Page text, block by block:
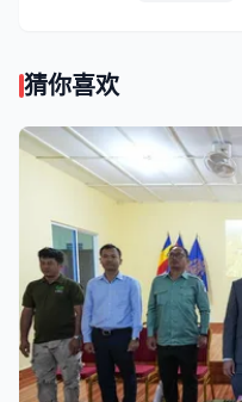
猜你喜欢